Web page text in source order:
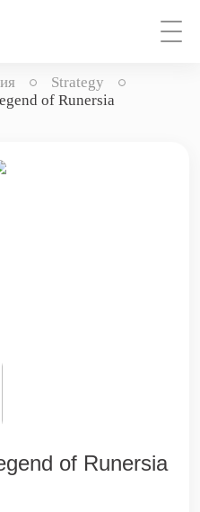
Strategy
of Runersia
of Runersia